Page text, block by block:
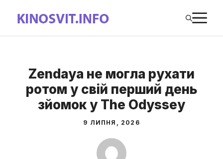
вмісту
Zendaya не могла рухати
ротом у свій перший день
зйомок у The Odyssey
9 ЛИПНЯ, 2026